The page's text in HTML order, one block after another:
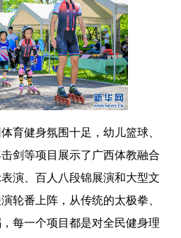
四川 贵州
陕西 甘肃
新疆 内蒙古
Français
日本語 한국어
健身氛围十足，幼儿篮球、
剑等项目展示了广西体教融合
演、百人八段锦展演和大型文
轮番上阵，从传统的太极拳、
每一个项目都是对全民健身理